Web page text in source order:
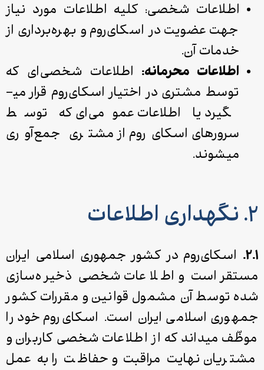
اطلاعات شخصی: کلیه اطلاعات مورد نیاز
جهت عضویت در اسکای‌روم و بهره‌برداری از
خدمات آن.
اطلاعات محرمانه: اطلاعات شخصی‌ای که
توسط مشتری در اختیار اسکای‌روم قرار می­
گیرد یا اطلاعات عمومی‌ای که توسط
سرورهای اسکای‌روم از مشتری جمع‌آوری
می­شوند.
۲. نگهداری اطلاعات
۲.۱. اسکای‌روم در کشور جمهوری اسلامی ایران
مستقر است و اطلاعات شخصی ذخیره‌سازی
‌شده توسط آن مشمول قوانین و مقررات کشور
جمهوری اسلامی ایران است. اسکای‌روم خود را
موظّف می­داند که از اطلاعات شخصی کاربران و
مشتریان نهایت مراقبت و حفاظت را به عمل